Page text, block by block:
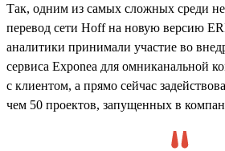
Так, одним из самых сложных среди
перевод сети Hoff на новую версию
аналитики принимали участие во
сервиса Exponea для омниканальной
с клиентом, а прямо сейчас
чем 50 проектов, запущенных в